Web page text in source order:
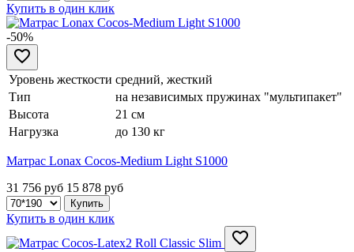
Купить в один клик
-50%
Уровень жесткости средний, жесткий
Тип
на независимых пружинах "мультипакет"
Высота
21 см
Нагрузка
до 130 кг
Матрас Lonax Cocos-Medium Light S1000
31 756 руб 15 878 руб
Купить в один клик